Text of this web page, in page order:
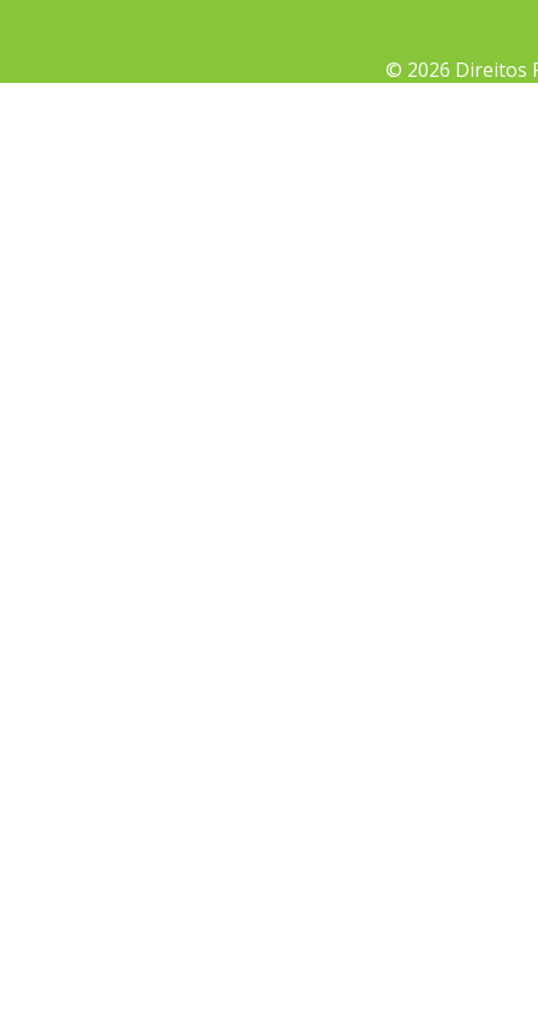
© 2026 Direitos